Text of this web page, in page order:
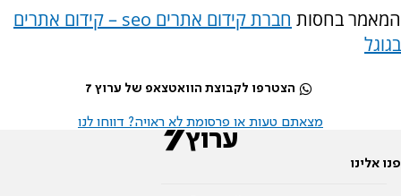
המאמר בחסות חברת קידום אתרים seo – קידום אתרים
בגוגל
הצטרפו לקבוצת הוואטצאפ של ערוץ 7
מצאתם טעות או פרסומת לא ראויה? דווחו לנו
פנו אלינו